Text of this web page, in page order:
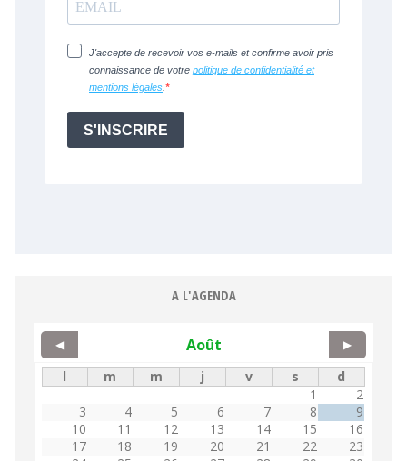
A L'AGENDA
Août
◀ ▶
l m m j v s
d
1
2
3
4 5 6 7 8
9
10
11 12 13 14 15
16
17
18 19 20 21 22
23